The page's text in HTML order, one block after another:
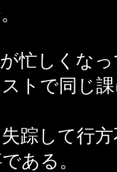
忙しくな
トで同じ
踪して行
ある。